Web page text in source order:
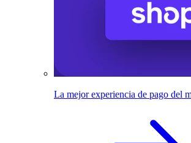
La mejor experiencia de pago del